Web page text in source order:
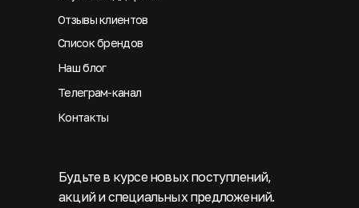
Будьте в курсе новых поступлений,
акций и специальных предложений.
Отзывы клиентов
Список брендов
Наш блог
Телеграм-канал
Контакты